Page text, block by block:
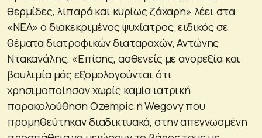
θερμίδες, λιπαρά και κυρίως ζάχαρη» λέει στα
«ΝΕΑ» ο διακεκριμένος ψυχίατρος, ειδικός σε
θέματα διατροφικών διαταραχών, Αντώνης
Ντακανάλης. «Επίσης, ασθενείς με ανορεξία και
βουλιμία μάς εξομολογούνται ότι
χρησιμοποίησαν χωρίς καμία ιατρική
παρακολούθηση Ozempic ή Wegovy που
προμηθεύτηκαν διαδικτυακά, στην απεγνωσμένη